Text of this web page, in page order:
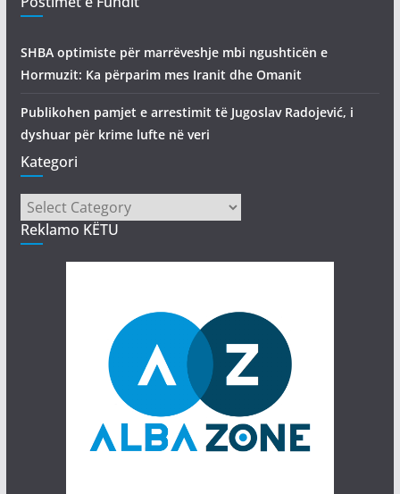
SHBA optimiste për marrëveshje mbi ngushticën e
Hormuzit: Ka përparim mes Iranit dhe Omanit
Publikohen pamjet e arrestimit të Jugoslav Radojević, i
dyshuar për krime lufte në veri
Kategori
Kategori
Reklamo KËTU